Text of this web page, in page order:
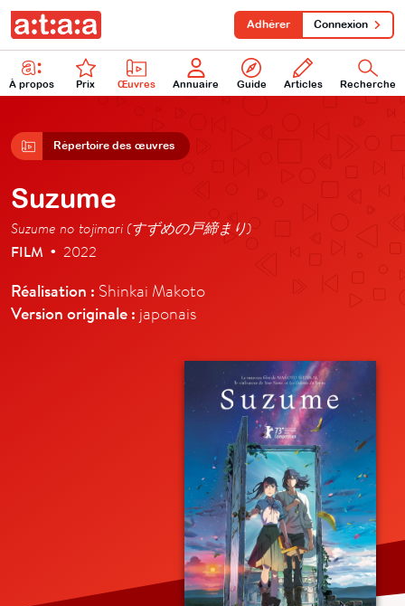
À propos Prix Œuvres Annuaire Guide Articles Recherche
Adhérer Connexion
Répertoire des œuvres
Suzume
Suzume no tojimari (すずめの戸締まり)
FILM • 2022
Réalisation : Shinkai Makoto
Version originale : japonais